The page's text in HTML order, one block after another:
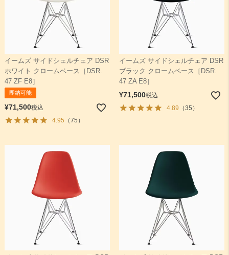
イームズ サイドシェルチェア DSR
ホワイト クロームベース［DSR.
47 ZF E8］
即納可能
¥71,500税込
4.95 （75）
イームズ サイドシェルチェア DSR
ブラック クロームベース［DSR.
47 ZA E8］
¥71,500税込
4.89 （35）